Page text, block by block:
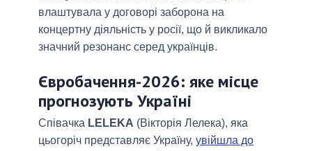
влаштувала у договорі заборона на
концертну діяльність у росії, що й викликало
значний резонанс серед українців.
Євробачення-2026: яке місце
прогнозують Україні
Співачка LELEKA (Вікторія Лелека), яка
цьогоріч представляє Україну, увійшла до